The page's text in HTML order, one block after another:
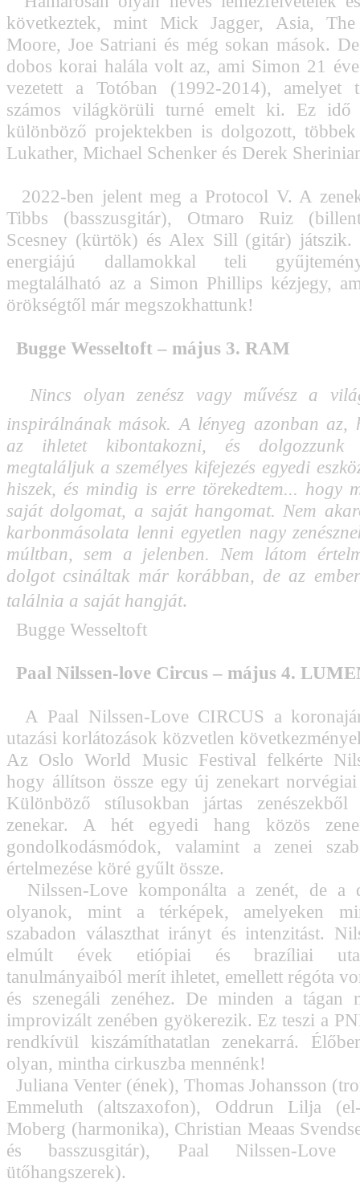
következtek, mint Mick Jagger, Asia,
Moore, Joe Satriani és még sokan mások.
dobos korai halála volt az, ami Simon 21
vezetett a Totóban (1992-2014), amelyet
számos világkörüli turné emelt ki. Ez idő
különböző projektekben is dolgozott,
Lukather, Michael Schenker és Derek
2022-ben jelent meg a Protocol V. A
Tibbs (basszusgitár), Otmaro Ruiz
Scesney (kürtök) és Alex Sill (gitár) játszik.
energiájú dallamokkal teli
megtalálható az a Simon Phillips kézjegy,
örökségtől már megszokhattunk!
Bugge Wesseltoft – május 3. RAM
Nincs olyan zenész vagy művész a
inspirálnának mások. A lényeg azonban az,
az ihletet kibontakozni, és dolgozzunk
megtaláljuk a személyes kifejezés egyedi
hiszek, és mindig is erre törekedtem... hogy
saját dolgomat, a saját hangomat. Nem
karbonmásolata lenni egyetlen nagy
múltban, sem a jelenben. Nem látom
dolgot csináltak már korábban, de az
találnia a saját hangját.
Bugge Wesseltoft
Paal Nilssen-love Circus – május 4.
A Paal Nilssen-Love CIRCUS a
utazási korlátozások közvetlen
Az Oslo World Music Festival felkérte
hogy állítson össze egy új zenekart norvégiai
Különböző stílusokban jártas
zenekar. A hét egyedi hang közös
gondolkodásmódok, valamint a zenei
értelmezése köré gyűlt össze.
Nilssen-Love komponálta a zenét, de a
olyanok, mint a térképek, amelyeken
szabadon választhat irányt és intenzitást.
elmúlt évek etiópiai és brazíliai
tanulmányaiból merít ihletet, emellett régóta
és szenegáli zenéhez. De minden a tágan
improvizált zenében gyökerezik. Ez teszi a
rendkívül kiszámíthatatlan zenekarrá.
olyan, mintha cirkuszba mennénk!
Juliana Venter (ének), Thomas Johansson
Emmeluth (altszaxofon), Oddrun Lilja
Moberg (harmonika), Christian Meaas
és basszusgitár), Paal Nilssen-
ütőhangszerek).